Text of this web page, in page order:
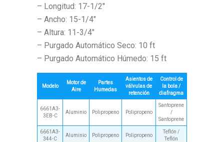
– Longitud: 17-1/2″
– Ancho: 15-1/4″
– Altura: 11-3/4″
– Purgado Automático Seco: 10 ft
– Purgado Automático Húmedo: 15 ft
Modelo
Motor de
Aire
Partes
Humedas
Asientos de
válvulas de
retención
Control de
la bola /
diafragma
6661A3-
3EB-C
Aluminio Polipropeno Polipropeno
Santoprene
/
Santoprene
6661A3-
344-C
Aluminio Polipropeno Polipropeno
Teflón /
Teflón